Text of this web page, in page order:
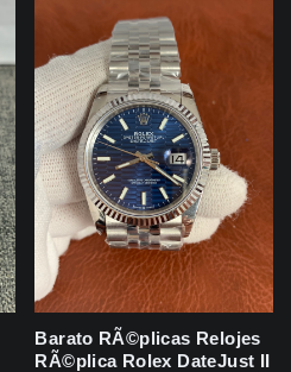
Barato RÃ©plicas Relojes
RÃ©plica Rolex DateJust II